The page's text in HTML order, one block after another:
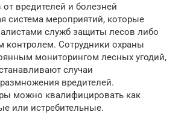
вредителей и болезней
система мероприятий, которые
служб защиты лесов либо
контролем. Сотрудники охраны
мониторингом лесных угодий,
случаи
вредителей.
можно квалифицировать как
или истребительные.